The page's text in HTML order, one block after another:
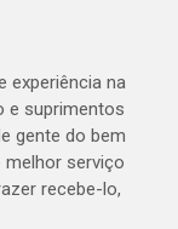
experiência na
e suprimentos
gente do bem
serviço
recebe-lo,